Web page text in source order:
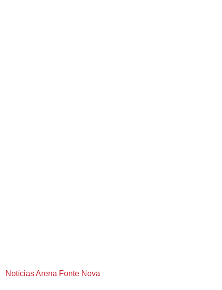
Notícias Arena Fonte Nova